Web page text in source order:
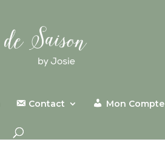
Contact Mon Compte